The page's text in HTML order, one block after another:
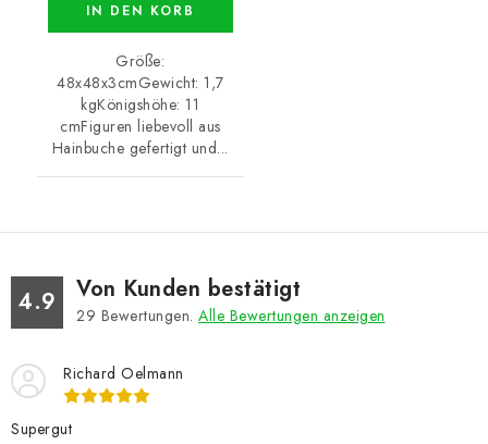
IN DEN KORB
Größe:
48x48x3cmGewicht: 1,7
kgKönigshöhe: 11
cmFiguren liebevoll aus
Hainbuche gefertigt und...
4.9 Von Kunden bestätigt
29 Bewertungen. Alle Bewertungen anzeigen
Richard Oelmann
Supergut